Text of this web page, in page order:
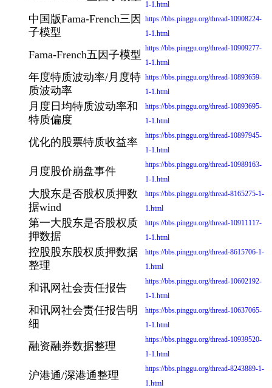
1-1.html
中国版Fama-French三因
子模型
https://bbs.pinggu.org/thread-10908224-
1-1.html
Fama-French五因子模型
https://bbs.pinggu.org/thread-10909277-
1-1.html
年度特质波动率/月度特
质波动率
https://bbs.pinggu.org/thread-10893659-
1-1.html
月度日均特质波动率和
特质偏度
https://bbs.pinggu.org/thread-10893695-
1-1.html
优化的股票特质收益率
https://bbs.pinggu.org/thread-10897945-
1-1.html
月度股价崩盘事件
https://bbs.pinggu.org/thread-10989163-
1-1.html
大股东是否股权质押数
据wind
https://bbs.pinggu.org/thread-8165275-1-
1.html
第一大股东是否股权质
押数据
https://bbs.pinggu.org/thread-10911117-
1-1.html
控股股东股权质押数据
整理
https://bbs.pinggu.org/thread-8615706-1-
1.html
和讯网社会责任报告
https://bbs.pinggu.org/thread-10602192-
1-1.html
和讯网社会责任报告明
细
https://bbs.pinggu.org/thread-10637065-
1-1.html
融资融券数据整理
https://bbs.pinggu.org/thread-10939520-
1-1.html
沪港通/深港通整理
https://bbs.pinggu.org/thread-8243889-1-
1.html